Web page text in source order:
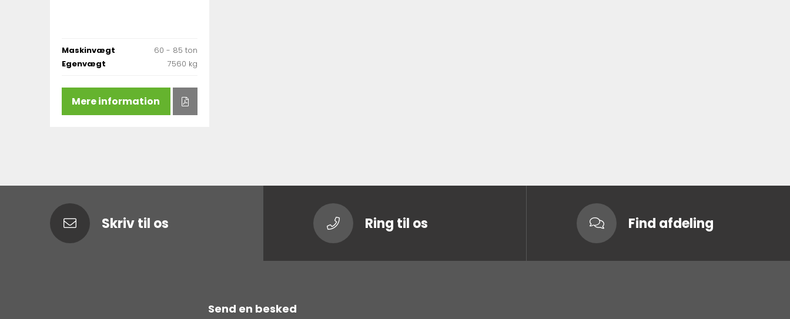
Maskinvægt
60 - 85 ton
Egenvægt
7560 kg
Mere information
Skriv til os Ring til os Find afdeling
Send en besked